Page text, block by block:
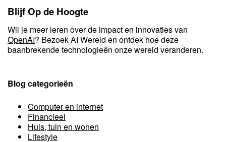
Blijf Op de Hoogte
Wil je meer leren over de impact en innovaties van
OpenAI? Bezoek AI Wereld en ontdek hoe deze
baanbrekende technologieën onze wereld veranderen.
Blog categorieën
Computer en internet
Financieel
Huis, tuin en wonen
Lifestyle